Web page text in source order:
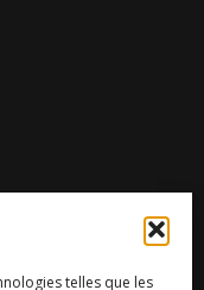
telles que les